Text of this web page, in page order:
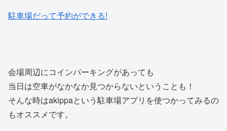
駐車場だって予約ができる!
会場周辺にコインパーキングがあっても
当日は空車がなかなか見つからないということも！
そんな時はakippaという駐車場アプリを使つかってみるの
もオススメです。